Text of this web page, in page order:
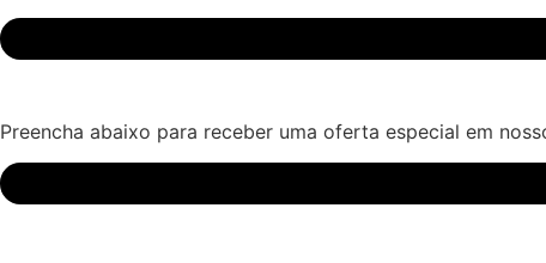
Preencha abaixo para receber uma oferta especial em